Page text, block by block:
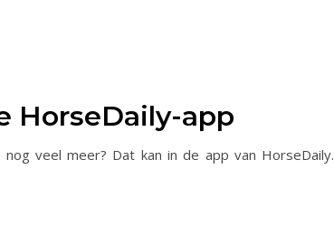
HorseDaily-app
veel meer? Dat kan in de app van HorseDaily.